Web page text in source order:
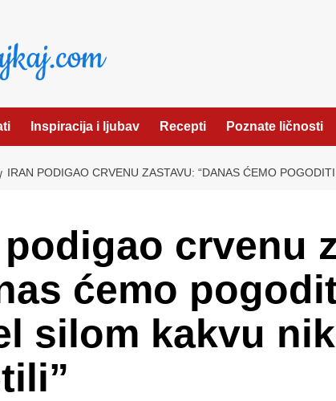
Inspiracija i ljubav Recepti Poznate ličnosti
IRAN PODIGAO CRVENU ZASTAVU: “DANAS ĆEMO
crvenu
ćemo
silom kakvu